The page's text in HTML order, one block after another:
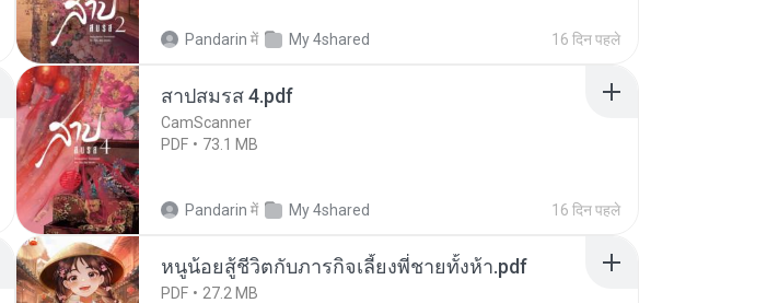
Pandarin में My 4shared 16 दिन पहले
สาปสมรส 4.pdf
CamScanner
PDF
73.1 MB
Pandarin में My 4shared 16 दिन पहले
หนูน้อยสู้ชีวิตกับภารกิจเลี้ยงพี่ชายทั้งห้า.pdf
PDF 27.2 MB